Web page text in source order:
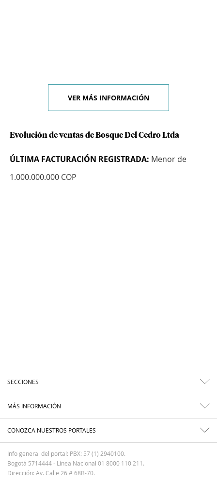
VER MÁS INFORMACIÓN
Evolución de ventas de Bosque Del Cedro Ltda
ÚLTIMA FACTURACIÓN REGISTRADA: Menor de
1.000.000.000 COP
SECCIONES
MÁS INFORMACIÓN
CONOZCA NUESTROS PORTALES
Info general del portal: PBX: 57 (1) 2940100.
Bogotá 5714444 - Línea Nacional 01 8000 110 211.
Dirección: Av. Calle 26 # 68B-70.